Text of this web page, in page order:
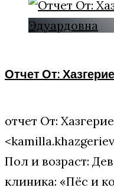
Отчет От:
отчет От:
Пол и возраст:
клиника: «Пёс и